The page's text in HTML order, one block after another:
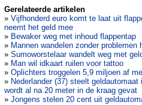
Gerelateerde artikelen
» Vijfhonderd euro komt te laat uit
neemt het geld mee
» Bewaker weg met inhoud flappentap
» Mannen wandelen zonder
» Sumoworstelaar wandelt weg met
» Man wil idkaart ruilen voor tattoo
» Oplichters troggelen 5,9 miljoen af
» Nederlander (37) steelt
wordt al na 20 meter in de kraag gevat
» Jongens stelen 20 cent uit